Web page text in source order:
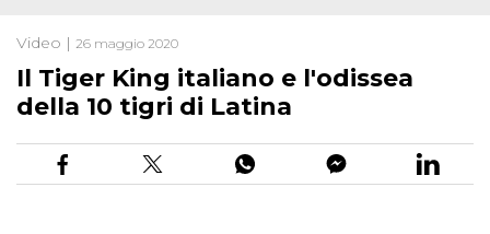
Video | 26 maggio 2020
Il Tiger King italiano e l'odissea
della 10 tigri di Latina